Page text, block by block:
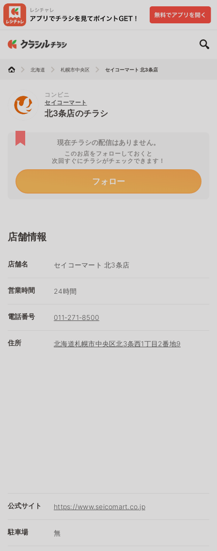
北海道 札幌市中央区 セイコーマート 北3条店
コンビニ
セイコーマート
北3条店のチラシ
現在チラシの配信はありません。
このお店をフォローしておくと
次回すぐにチラシがチェックできます！
フォロー
店舗情報
店舗名 セイコーマート 北3条店
営業時間 24時間
電話番号 011-271-8500
住所 北海道札幌市中央区北3条西1丁目2番地9
公式サイト https://www.seicomart.co.jp
駐車場 無